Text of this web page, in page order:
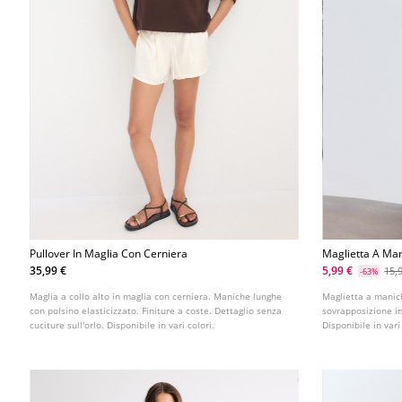
Pullover In Maglia Con Cerniera
35,99 €
Maglia a collo alto in maglia con cerniera. Maniche lunghe
con polsino elasticizzato. Finiture a coste. Dettaglio senza
cuciture sull'orlo. Disponibile in vari colori.
Maglietta A
Strato
5,99 € -63%
Maglietta a
sovrapposizione
Disponibile in